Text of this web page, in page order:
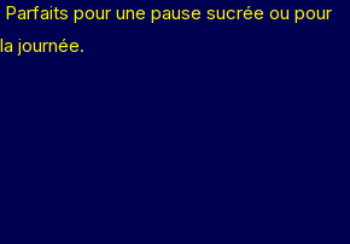
pour une pause sucrée ou pour
journée.